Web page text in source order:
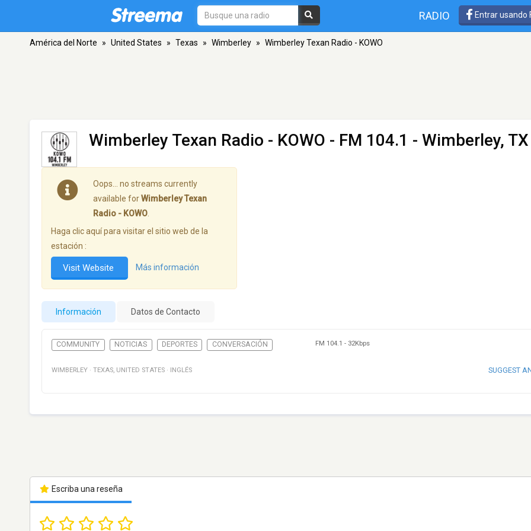
RADIO Entrar usando
América del Norte » United States » Texas » Wimberley » Wimberley Texan Radio - KOWO
Wimberley Texan Radio - KOWO - FM 104.1 - Wimberley, TX
Oops… no streams currently
available forWimberley Texan
Radio - KOWO
Haga clic aquí para visitar el sitio web de la
estación :
Visit Website Más información
Información Datos de Contacto
COMMUNITY NOTICIAS DEPORTES CONVERSACIÓN FM 104.1 - 32Kbps
WIMBERLEY · TEXAS, UNITED STATES · INGLÉS SUGGEST
Escriba una reseña